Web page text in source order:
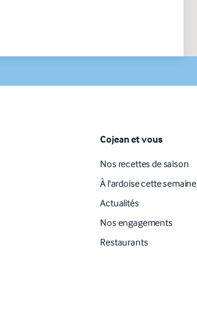
cojean et vous
Nos recettes de saison
À l'ardoise cette semaine
Actualités
Nos engagements
Restaurants